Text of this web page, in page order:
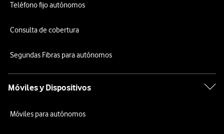
Teléfono fijo autónomos
Consulta de cobertura
Segundas Fibras para autónomos
Móviles y Dispositivos
Móviles para autónomos